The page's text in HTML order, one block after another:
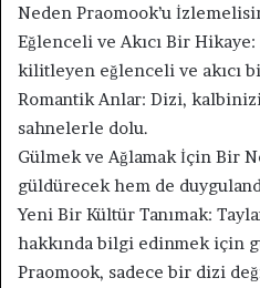
Neden Praomook’u
Eğlenceli ve Akıcı Bir
kilitleyen eğlenceli ve akıcı
Romantik Anlar: Dizi,
sahnelerle dolu.
Gülmek ve Ağlamak İçin Bir
güldürecek hem de
Yeni Bir Kültür Tanımak:
hakkında bilgi edinmek için
Praomook, sadece bir dizi